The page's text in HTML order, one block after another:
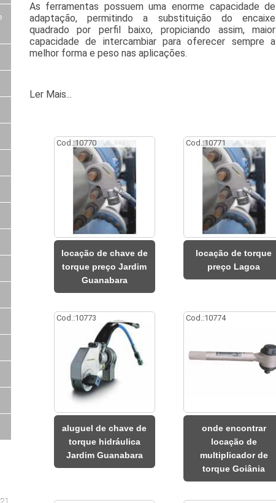
As ferramentas possuem uma enorme capacidade de
adaptação, permitindo a substituição do encaixe
quadrado por perfil baixo, propiciando assim, maior
capacidade de intercambiar para oferecer sempre a
melhor forma e peso nas aplicações.
Ler Mais...
Cod.:10770
locação de chave de
torque preço Jardim
Guanabara
Cod.:10771
locação de torque
preço Lagoa
Cod.:10773
aluguel de chave de
torque hidráulica
Jardim Guanabara
Cod.:10774
onde encontrar
locação de
multiplicador de
torque Goiânia